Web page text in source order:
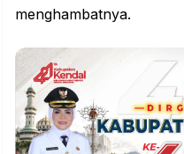
menghambatnya.